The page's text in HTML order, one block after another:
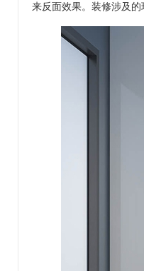
来反面效果。装修涉及